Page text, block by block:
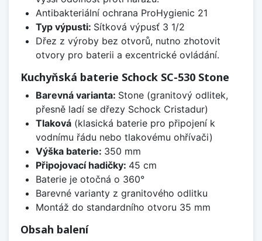
Antibakteriální ochrana ProHygienic 21
Typ výpusti: Sítková výpusť 3 1/2
Dřez z výroby bez otvorů, nutno zhotovit
otvory pro baterii a excentrické ovládání.
Kuchyňská baterie Schock SC-530 Stone
Barevná varianta: Stone (granitový odlitek,
přesně ladí se dřezy Schock Cristadur)
Tlaková(klasická baterie pro připojení k
vodnímu řádu nebo tlakovému ohřívači)
Výška baterie: 350 mm
Připojovací hadičky: 45 cm
Baterie je otočná o 360°
Barevné varianty z granitového odlitku
Montáž do standardního otvoru 35 mm
Obsah balení